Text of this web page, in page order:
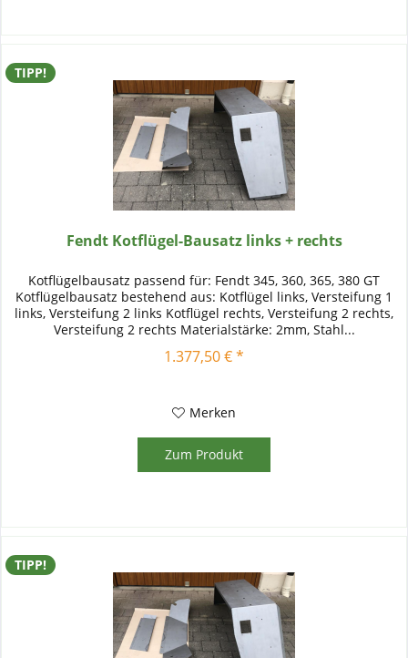
TIPP!
Fendt Kotflügel-Bausatz links + rechts
Kotflügelbausatz passend für: Fendt 345, 360, 365, 380 GT
Kotflügelbausatz bestehend aus: Kotflügel links, Versteifung 1
links, Versteifung 2 links Kotflügel rechts, Versteifung 2 rechts,
Versteifung 2 rechts Materialstärke: 2mm, Stahl...
1.377,50 € *
Merken
Zum Produkt
TIPP!